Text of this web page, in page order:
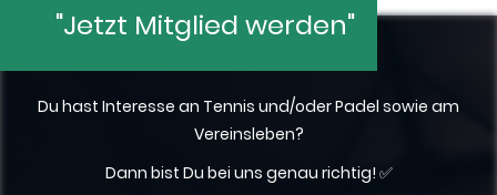
"Jetzt Mitglied werden"
Du hast Interesse an Tennis und/oder Padel sowie am
Vereinsleben?
Dann bist Du bei uns genau richtig! ✅